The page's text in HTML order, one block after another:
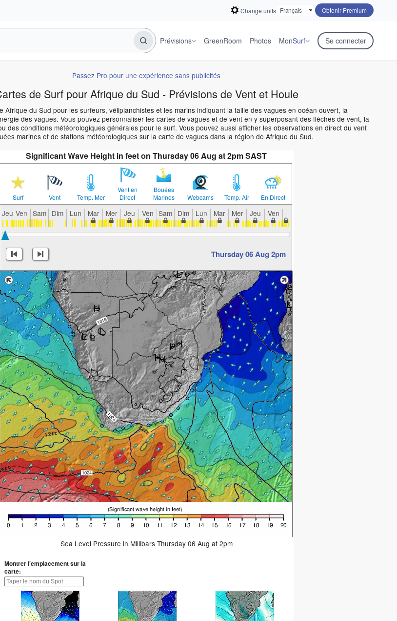
Change units Obtenir Premium
Prévisions GreenRoom Photos MonSurf Se connecter
Passez Pro pour une expérience sans publicités
de Surf pour Afrique du Sud - Prévisions de Vent et Houle
Afrique du Sud pour les surfeurs, véliplanchistes et les marins indiquant la taille des vagues en océan ouvert, la
des vagues. Vous pouvez personnaliser les cartes de vagues et de vent en y superposant des flèches de vent, la
des conditions météorologiques générales pour le surf. Vous pouvez aussi afficher les observations en direct du vent
marines et de stations météorologiques sur la carte de vagues dans la région de Afrique du Sud.
Significant Wave Height in feet on Thursday 06 Aug at 2pm SAST
Surf Vent Temp. Mer
Vent en
Direct
Bouées
Marines
Webcams Temp. Air En Direct
Jeu Ven Sam Dim Lun Mar Mer Jeu Ven Sam Dim Lun Mar Mer Jeu Ven
Thursday 06 Aug 2pm
Sea Level Pressure in Millibars Thursday 06 Aug at 2pm
Montrer l'emplacement sur la
carte: